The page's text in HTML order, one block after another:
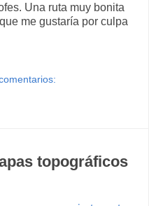
Una ruta muy bonita
me gustaría por culpa
topográficos